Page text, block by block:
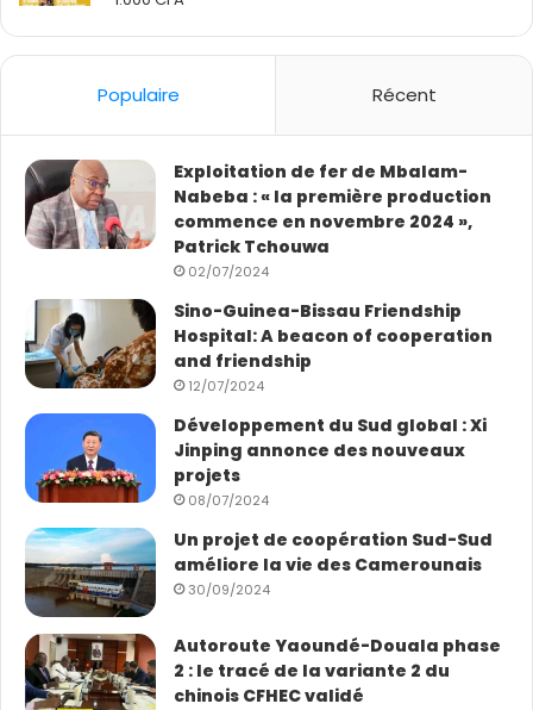
Populaire Récent
Exploitation de fer de Mbalam-
Nabeba : « la première production
commence en novembre 2024 »,
Patrick Tchouwa
02/07/2024
Sino-Guinea-Bissau Friendship
Hospital: A beacon of cooperation
and friendship
12/07/2024
Développement du Sud global : Xi
Jinping annonce des nouveaux
projets
08/07/2024
Un projet de coopération Sud-Sud
améliore la vie des Camerounais
30/09/2024
Autoroute Yaoundé-Douala phase
2 : le tracé de la variante 2 du
chinois CFHEC validé